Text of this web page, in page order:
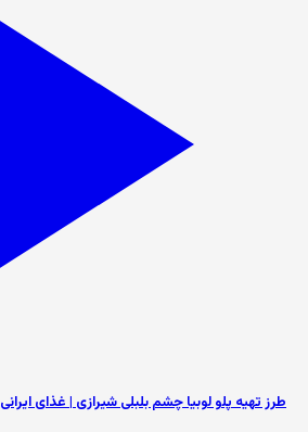
طرز تهیه پلو لوبیا چشم بلبلی شیرازی | غذای ایرانی